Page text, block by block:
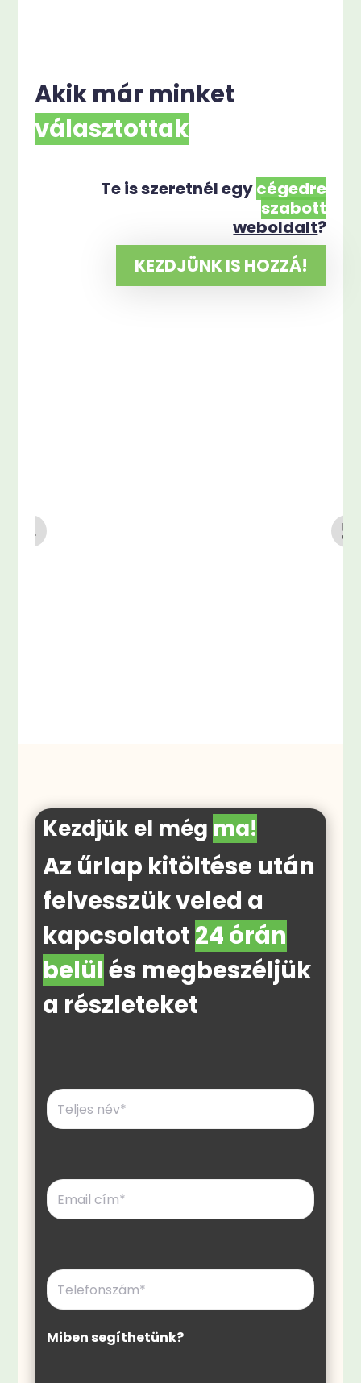
Akik már minket
választottak
Te is szeretnél egycégedre
szabott
weboldalt?
KEZDJÜNK IS HOZZÁ!
Kezdjük el még ma!
Az űrlap kitöltése után
felvesszük veled a
kapcsolatot 24 órán
belül és megbeszéljük
a részleteket
Miben segíthetünk?